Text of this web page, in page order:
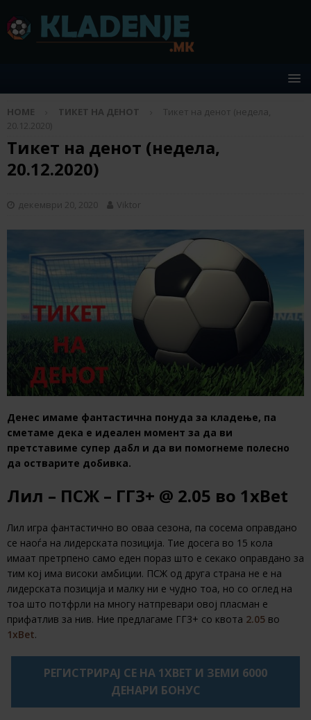
HOME ТИКЕТ НА ДЕНОТ
Тикет на денот (недела,
20.12.2020)
Тикет на денот (недела,
20.12.2020)
декември 20, 2020 Viktor
Денес имаме фантастична понуда за кладење, па
сметаме дека е идеален момент за да ви
претставиме супер дабл и да ви помогнеме полесно
да остварите добивка.
Лил – ПСЖ – ГГ3+ @ 2.05 во 1xBet
Лил игра фантастично во оваа сезона, па сосема оправдано
се наоѓа на лидерската позиција. Тие досега во 15 кола
имаат претрпено само еден пораз што е секако оправдано за
тим кој има високи амбиции. ПСЖ од друга страна не е на
лидерската позиција и малку ни е чудно тоа, но со оглед на
тоа што потфрли на многу натпревари овој пласман е
прифатлив за нив. Ние предлагаме ГГ3+ со квота 2.05 во
1xBet.
РЕГИСТРИРАЈ СЕ НА 1XBET И ЗЕМИ 6000
ДЕНАРИ БОНУС